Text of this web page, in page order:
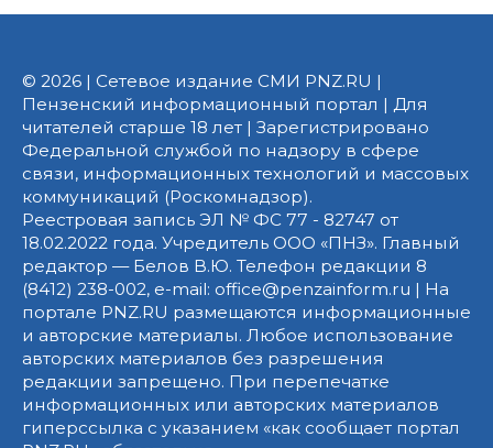
© 2026 | Сетевое издание СМИ PNZ.RU |
Пензенский информационный портал | Для
читателей старше 18 лет | Зарегистрировано
Федеральной службой по надзору в сфере
связи, информационных технологий и массовых
коммуникаций (Роскомнадзор).
Реестровая запись ЭЛ № ФС 77 - 82747 от
18.02.2022 года. Учредитель ООО «ПНЗ». Главный
редактор — Белов В.Ю. Телефон редакции 8
(8412) 238-002, e-mail: office@penzainform.ru | На
портале PNZ.RU размещаются информационные
и авторские материалы. Любое использование
авторских материалов без разрешения
редакции запрещено. При перепечатке
информационных или авторских материалов
гиперссылка с указанием «как сообщает портал